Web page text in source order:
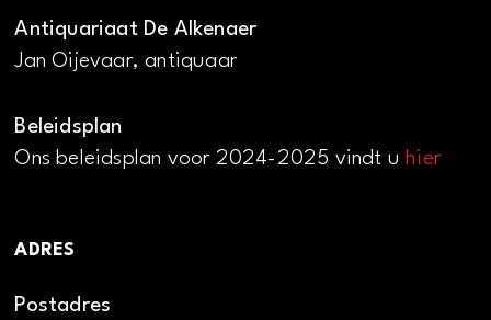
Antiquariaat De Alkenaer
Jan Oijevaar, antiquaar
Beleidsplan
Ons beleidsplan voor 2024-2025 vindt uhier
ADRES
Postadres